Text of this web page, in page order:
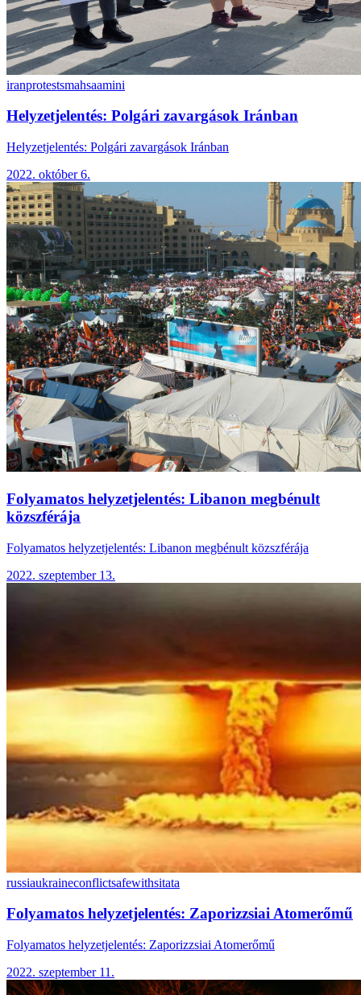
iranprotestsmahsaamini
Helyzetjelentés: Polgári zavargások Iránban
Helyzetjelentés: Polgári zavargások Iránban
2022. október 6.
Folyamatos helyzetjelentés: Libanon megbénult
közszférája
Folyamatos helyzetjelentés: Libanon megbénult közszférája
2022. szeptember 13.
russiaukraineconflictsafewithsitata
Folyamatos helyzetjelentés: Zaporizzsiai Atomerőmű
Folyamatos helyzetjelentés: Zaporizzsiai Atomerőmű
2022. szeptember 11.